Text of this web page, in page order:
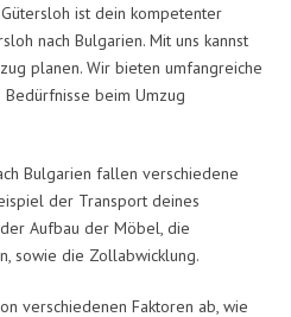
ist dein kompetenter
nach Bulgarien. Mit uns kannst
planen. Wir bieten umfangreiche
beim Umzug
Bulgarien fallen verschiedene
der Transport deines
Aufbau der Möbel, die
sowie die Zollabwicklung.
verschiedenen Faktoren ab, wie